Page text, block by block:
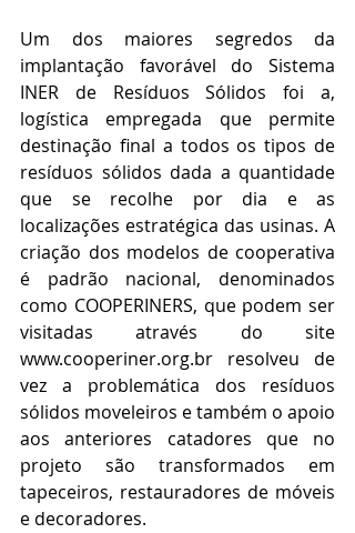
Um dos maiores segredos da
implantação favorável do Sistema
INER de Resíduos Sólidos foi a,
logística empregada que permite
destinação final a todos os tipos de
resíduos sólidos dada a quantidade
que se recolhe por dia e as
localizações estratégica das usinas. A
criação dos modelos de cooperativa
é padrão nacional, denominados
como COOPERINERS, que podem ser
visitadas através do site
www.cooperiner.org.br resolveu de
vez a problemática dos resíduos
sólidos moveleiros e também o apoio
aos anteriores catadores que no
projeto são transformados em
tapeceiros, restauradores de móveis
e decoradores.